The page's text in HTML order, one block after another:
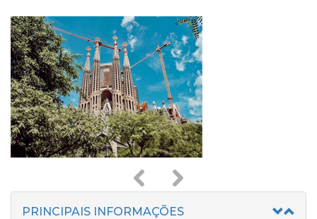
prev next
PRINCIPAIS INFORMAÇÕES